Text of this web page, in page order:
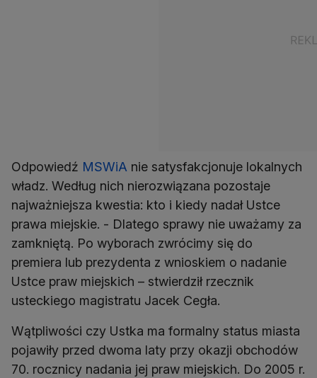
Odpowiedź MSWiA nie satysfakcjonuje lokalnych
władz. Według nich nierozwiązana pozostaje
najważniejsza kwestia: kto i kiedy nadał Ustce
prawa miejskie. - Dlatego sprawy nie uważamy za
zamkniętą. Po wyborach zwrócimy się do
premiera lub prezydenta z wnioskiem o nadanie
Ustce praw miejskich – stwierdził rzecznik
usteckiego magistratu Jacek Cegła.
Wątpliwości czy Ustka ma formalny status miasta
pojawiły przed dwoma laty przy okazji obchodów
70. rocznicy nadania jej praw miejskich. Do 2005 r.